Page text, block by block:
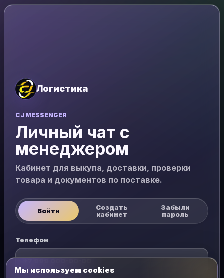
Логистика
CJ MESSENGER
Личный чат с
менеджером
Кабинет для выкупа, доставки, проверки
товара и документов по поставке.
Войти
Создать
кабинет
Забыли
пароль
Телефон
Мы используем cookies